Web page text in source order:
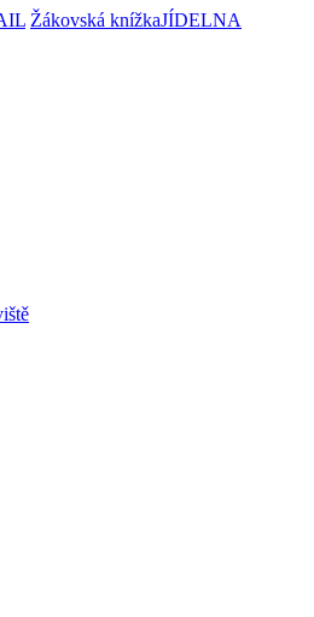
Žákovská knížkaJÍDELNA